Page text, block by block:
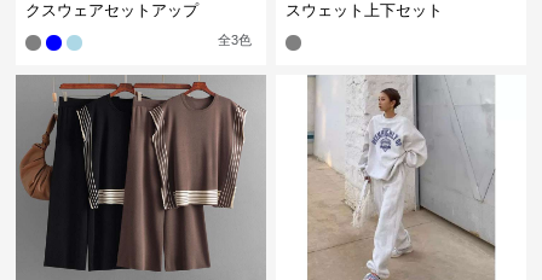
クスウェアセットアップ
全3色
スウェット上下セット